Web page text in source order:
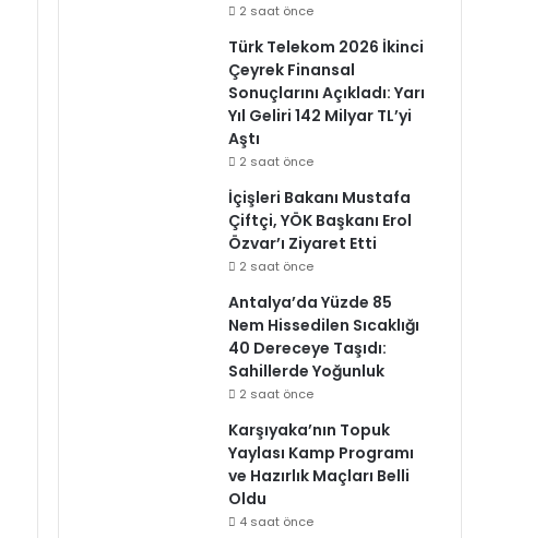
2 saat önce
Türk Telekom 2026 İkinci
Çeyrek Finansal
Sonuçlarını Açıkladı: Yarı
Yıl Geliri 142 Milyar TL’yi
Aştı
2 saat önce
İçişleri Bakanı Mustafa
Çiftçi, YÖK Başkanı Erol
Özvar’ı Ziyaret Etti
2 saat önce
Antalya’da Yüzde 85
Nem Hissedilen Sıcaklığı
40 Dereceye Taşıdı:
Sahillerde Yoğunluk
2 saat önce
Karşıyaka’nın Topuk
Yaylası Kamp Programı
ve Hazırlık Maçları Belli
Oldu
4 saat önce